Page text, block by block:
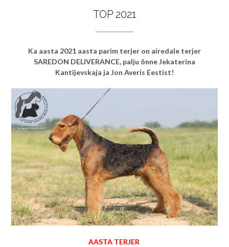
TOP 2021
Ka aasta 2021 aasta parim terjer on airedale terjer
SAREDON DELIVERANCE, palju õnne Jekaterina
Kantijevskaja ja Jon Averis Eestist!
AASTA TERJER